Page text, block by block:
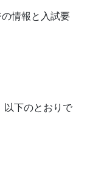
情報と入試要
以下のとおりで